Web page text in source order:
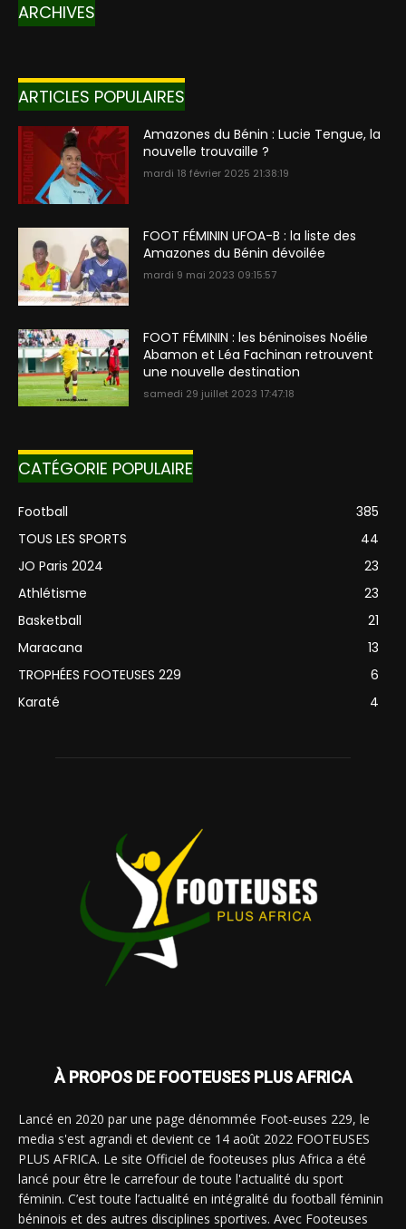
ARCHIVES
ARTICLES POPULAIRES
Amazones du Bénin : Lucie Tengue, la
nouvelle trouvaille ?
mardi 18 février 2025 21:38:19
FOOT FÉMININ UFOA-B : la liste des
Amazones du Bénin dévoilée
mardi 9 mai 2023 09:15:57
FOOT FÉMININ : les béninoises Noélie
Abamon et Léa Fachinan retrouvent
une nouvelle destination
samedi 29 juillet 2023 17:47:18
CATÉGORIE POPULAIRE
Football
385
TOUS LES SPORTS
44
JO Paris 2024
23
Athlétisme
23
Basketball
21
Maracana
13
TROPHÉES FOOTEUSES 229
6
Karaté
4
À PROPOS DE FOOTEUSES PLUS AFRICA
Lancé en 2020 par une page dénommée Foot-euses 229, le
media s'est agrandi et devient ce 14 août 2022 FOOTEUSES
PLUS AFRICA. Le site Officiel de footeuses plus Africa a été
lancé pour être le carrefour de toute l'actualité du sport
féminin. C’est toute l’actualité en intégralité du football féminin
béninois et des autres disciplines sportives. Avec Footeuses